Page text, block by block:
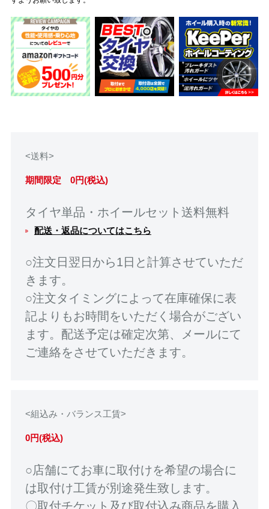
<送料>
期間限定 0円(税込)
タイヤ単品・ホイールセット送料無料
配送・返品についてはこちら
○注文日翌日から1日と計算させていただ
きます。
○注文タイミングによって在庫確保に表
記よりもお時間をいただく場合がござい
ます。配送予定は確定次第、メールにて
ご連絡をさせていただきます。
<組込み・バランス工賃>
0円(税込)
○店舗にてお車に取付けを希望の場合に
は取付け工賃が別途発生致します。
〇取付チケット及び取付込み商品を購入